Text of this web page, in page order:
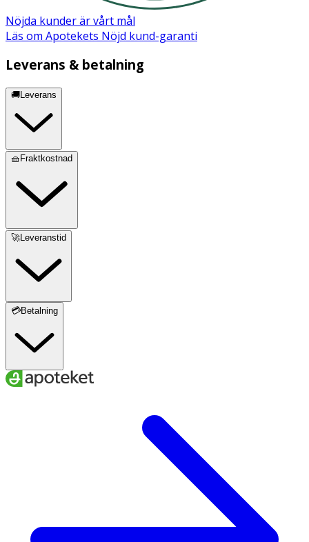
Nöjda kunder är vårt mål
Läs om Apotekets Nöjd kund-garanti
Leverans & betalning
🚚Leverans
🧺Fraktkostnad
🚀Leveranstid
💳Betalning